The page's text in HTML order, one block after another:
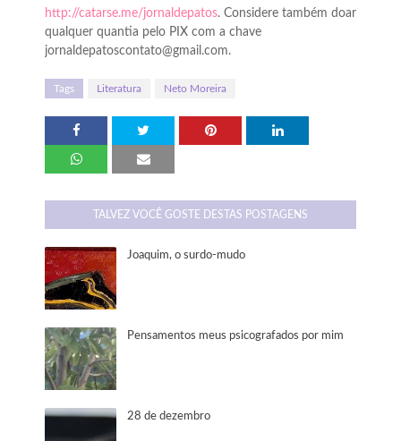
http://catarse.me/jornaldepatos. Considere também doar
qualquer quantia pelo PIX com a chave
jornaldepatoscontato@gmail.com.
Tags Literatura Neto Moreira
TALVEZ VOCÊ GOSTE DESTAS POSTAGENS
Joaquim, o surdo-mudo
Pensamentos meus psicografados por mim
28 de dezembro